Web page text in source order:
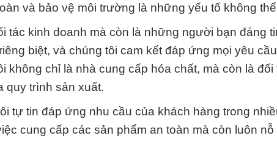
và bảo vệ môi trường là những yếu tố không
tác kinh doanh mà còn là những người bạn đáng
biệt, và chúng tôi cam kết đáp ứng mọi yêu
không chỉ là nhà cung cấp hóa chất, mà còn là
quy trình sản xuất.
tự tin đáp ứng nhu cầu của khách hàng trong
cung cấp các sản phẩm an toàn mà còn luôn